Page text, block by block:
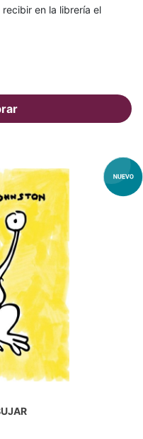
en la librería el